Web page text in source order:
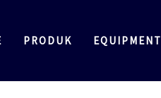
PRODUK EQUIPMENT